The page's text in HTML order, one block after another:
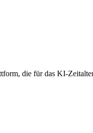
die für das KI-